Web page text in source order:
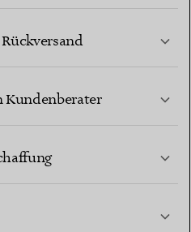
Kundenberater